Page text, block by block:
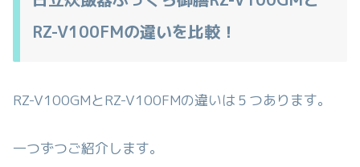
RZ-V100FMの違いを比較！
RZ-V100GMとRZ-V100FMの違いは５つあります。
一つずつご紹介します。